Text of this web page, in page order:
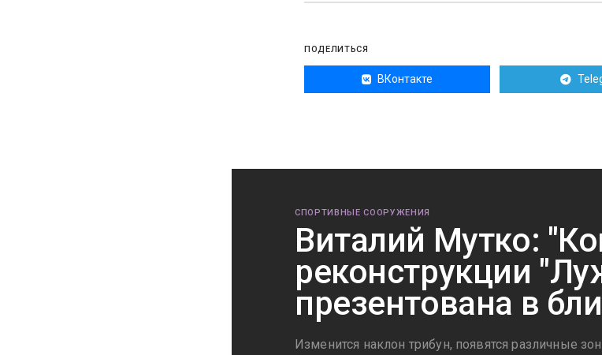
ПОДЕЛИТЬСЯ
ВКонтакте
СПОРТИВНЫЕ СООРУЖЕНИЯ
Виталий Мутко:
реконструкции
презентована в
Изменится наклон трибун, появятся различные